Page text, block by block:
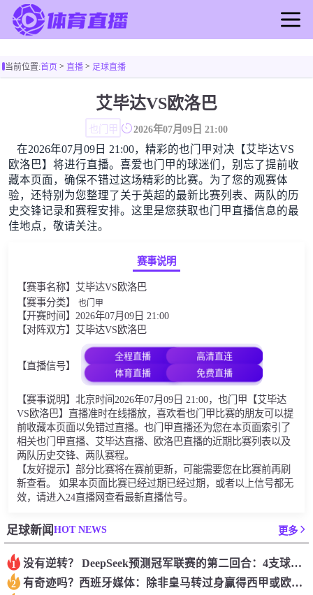
足球直播
足球新闻
篮球新闻
当前位置:首页> 直播> 足球直播
艾毕达VS欧洛巴
也门甲 2026年07月09日 21:00
在2026年07月09日 21:00，精彩的也门甲对决【艾毕达VS
欧洛巴】将进行直播。喜爱也门甲的球迷们，别忘了提前收
藏本页面，确保不错过这场精彩的比赛。为了您的观赛体
验，还特别为您整理了关于英超的最新比赛列表、两队的历
史交锋记录和赛程安排。这里是您获取也门甲直播信息的最
佳地点，敬请关注。
赛事说明
【赛事名称】艾毕达VS欧洛巴
【赛事分类】 也门甲
【开赛时间】2026年07月09日 21:00
【对阵双方】艾毕达VS欧洛巴
【直播信号】
全程直播
高清直连
体育直播
免费直播
【赛事说明】北京时间2026年07月09日 21:00，也门甲【艾毕达
VS欧洛巴】直播准时在线播放，喜欢看也门甲比赛的朋友可以提
前收藏本页面以免错过直播。也门甲直播还为您在本页面索引了
相关也门甲直播、艾毕达直播、欧洛巴直播的近期比赛列表以及
两队历史交锋、两队赛程。
【友好提示】部分比赛将在赛前更新，可能需要您在比赛前再刷
新查看。 如果本页面比赛已经过期已经过期，或者以上信号都无
效，请进入24直播网查看最新直播信号。
足球新闻HOT NEWS 更多
1 没有逆转？ DeepSeek预测冠军联赛的第二回合：4支球队在第一回合中获胜 枪手输了
2 有奇迹吗？西班牙媒体：除非皇马转过身赢得西甲或欧洲冠军